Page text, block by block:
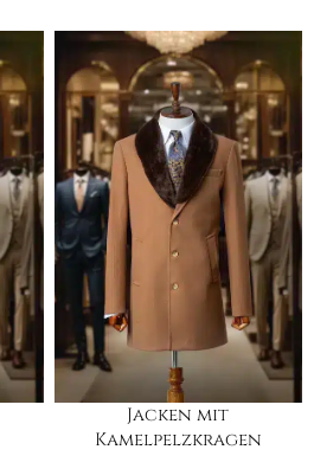
Jacken mit
Kamelpelzkragen